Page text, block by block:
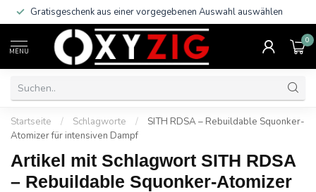
Gratisgeschenk aus einer vorgegebenen Auswahl auswählen
MENU
0
Startseite / Schlagworte /
SITH RDSA – Rebuildable Squonker-
Atomizer für intensiven Dampf
Artikel mit Schlagwort SITH RDSA
– Rebuildable Squonker-Atomizer